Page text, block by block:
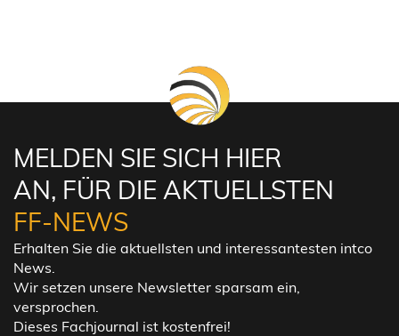
MELDEN SIE SICH HIER
AN, FÜR DIE AKTUELLSTEN
FF-NEWS
Erhalten Sie die aktuellsten und interessantesten intco
News.
Wir setzen unsere Newsletter sparsam ein,
versprochen.
Dieses Fachjournal ist kostenfrei!